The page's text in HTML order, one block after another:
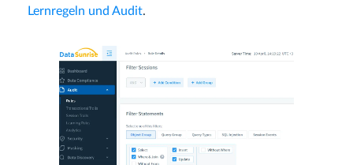
Lernregeln und Audit.